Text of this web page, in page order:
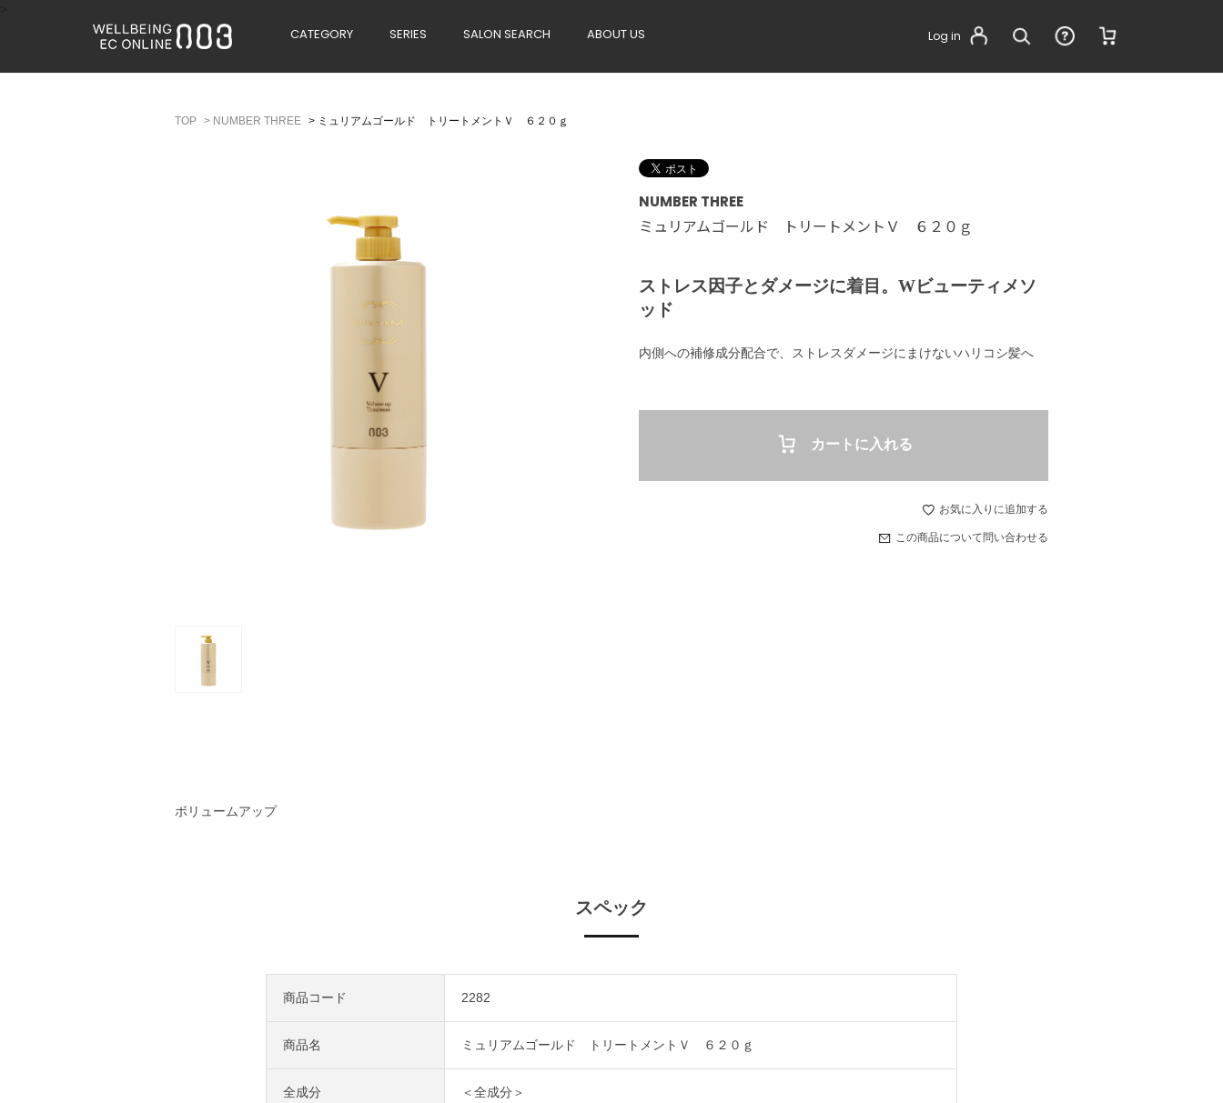
CATEGORY SERIES SALON SEARCH ABOUT US Log in
> NUMBER THREE > ミュリアムゴールド トリートメントＶ ６２０ｇ
NUMBER THREE
ミュリアムゴールド トリートメントＶ ６２０ｇ
ストレス因子とダメージに着目。Wビューティメソ
ッド
内側への補修成分配合で、ストレスダメージにまけないハリコシ髪へ
カートに入れる
お気に入りに追加する
この商品について問い合わせる
ボリュームアップ
スペック
商品コード 2282
商品名 ミュリアムゴールド トリートメントＶ ６２０ｇ
全成分
＜全成分＞